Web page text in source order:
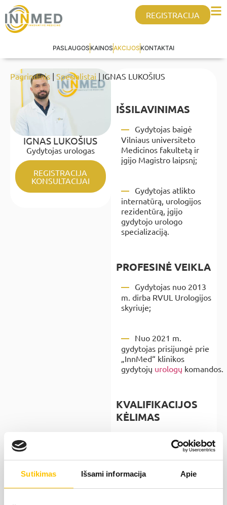
Sutikimas Išsami informacija Apie
REGISTRACIJA
PASLAUGOS KAINOSAKCIJOS KONTAKTAI
Pagrindinis | Specialistai | IGNAS LUKOŠIUS
IGNAS LUKOŠIUS
Gydytojas urologas
REGISTRACIJA
KONSULTACIJAI
IŠSILAVINIMAS
Gydytojas baigė
Vilniaus universiteto
Medicinos fakultetą ir
įgijo Magistro laipsnį;
Gydytojas atlikto
internatūrą, urologijos
rezidentūrą, įgijo
gydytojo urologo
specializaciją.
PROFESINĖ VEIKLA
Gydytojas nuo 2013
m. dirba RVUL Urologijos
skyriuje;
Nuo 2021 m.
gydytojas prisijungė prie
„InnMed“ klinikos
gydytojų urologų komandos.
KVALIFIKACIJOS
KĖLIMAS
kursuose „Viršutinių
lanksčios
ureterorenoskopijos